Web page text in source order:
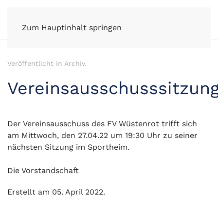
Zum Hauptinhalt springen
Veröffentlicht in Archiv.
Der Vereinsausschuss des FV Wüstenrot trifft sich
am Mittwoch, den 27.04.22 um 19:30 Uhr zu seiner
nächsten Sitzung im Sportheim.
Die Vorstandschaft
Erstellt am 05. April 2022.